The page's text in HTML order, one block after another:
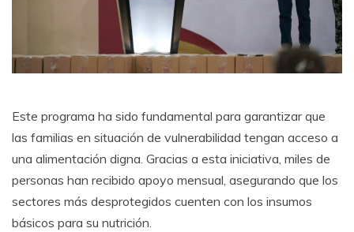
Este programa ha sido fundamental para garantizar que
las familias en situación de vulnerabilidad tengan acceso a
una alimentación digna. Gracias a esta iniciativa, miles de
personas han recibido apoyo mensual, asegurando que los
sectores más desprotegidos cuenten con los insumos
básicos para su nutrición.